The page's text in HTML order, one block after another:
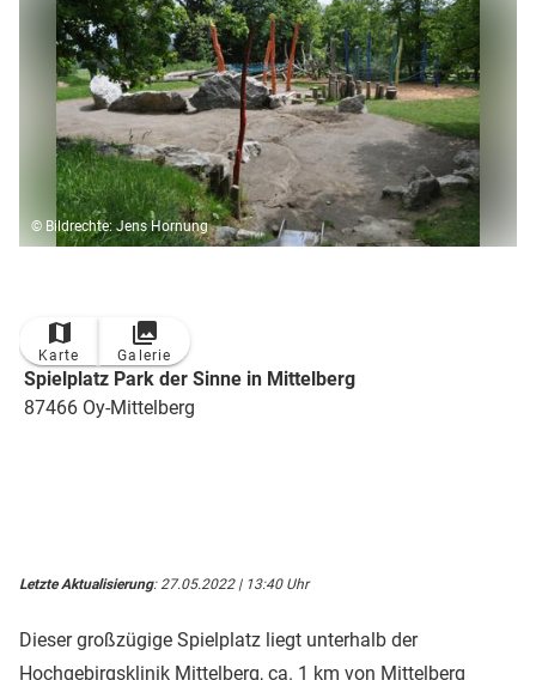
© Bildrechte: Jens Hornung
Karte Galerie
Spielplatz Park der Sinne in Mittelberg
87466 Oy-Mittelberg
Letzte Aktualisierung: 27.05.2022 | 13:40 Uhr
Dieser großzügige Spielplatz liegt unterhalb der
Hochgebirgsklinik Mittelberg, ca. 1 km von Mittelberg